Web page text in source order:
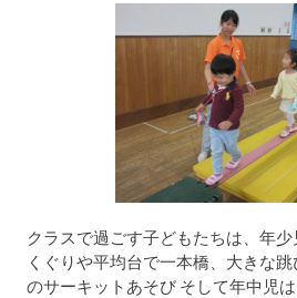
クラスで過ごす子どもたちは、年
くぐりや平均台で一本橋、大きな
のサーキットあそび そして年中児